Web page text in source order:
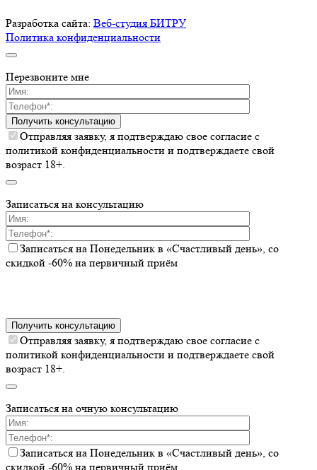
Разработка сайта: Веб-студия БИТРУ
Политика конфиденциальности
Перезвоните мне
Получить консультацию
Отправляя заявку, я подтверждаю свое согласие с
политикой конфиденциальности и подтверждаете свой
возраст 18+.
Записаться на консультацию
Записаться на Понедельник в «Счастливый день», со
скидкой -60% на первичный приём
Получить консультацию
Отправляя заявку, я подтверждаю свое согласие с
политикой конфиденциальности и подтверждаете свой
возраст 18+.
Записаться на очную консультацию
Записаться на Понедельник в «Счастливый день», со
скидкой -60% на первичный приём